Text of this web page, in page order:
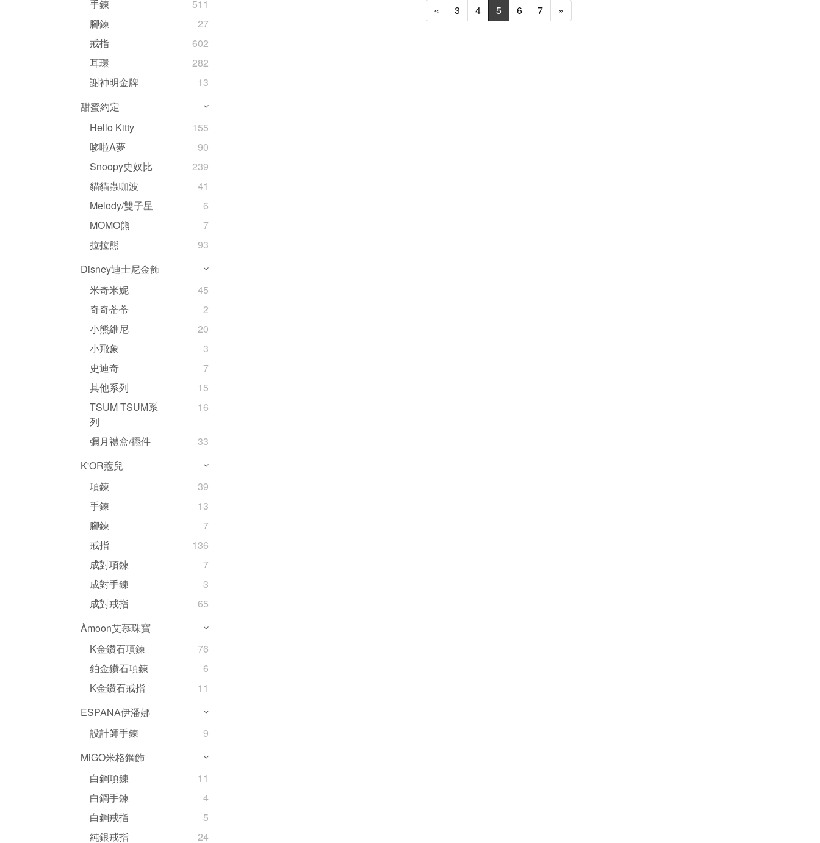
手鍊
511
腳鍊
27
戒指
602
耳環
282
謝神明金牌
13
甜蜜約定
Hello Kitty
155
哆啦A夢
90
Snoopy史奴比
239
貓貓蟲咖波
41
Melody/雙子星
6
MOMO熊
7
拉拉熊
93
Disney迪士尼金飾
米奇米妮
45
奇奇蒂蒂
2
小熊維尼
20
小飛象
3
史迪奇
7
其他系列
15
TSUM TSUM系
列
16
彌月禮盒/擺件
33
K'OR蔻兒
項鍊
39
手鍊
13
腳鍊
7
戒指
136
成對項鍊
7
成對手鍊
3
成對戒指
65
Àmoon艾慕珠寶
K金鑽石項鍊
76
鉑金鑽石項鍊
6
K金鑽石戒指
11
ESPANA伊潘娜
設計師手鍊
9
MiGO米格鋼飾
白鋼項鍊
11
白鋼手鍊
4
白鋼戒指
5
純銀戒指
24
« 3 4 5 6 7 »